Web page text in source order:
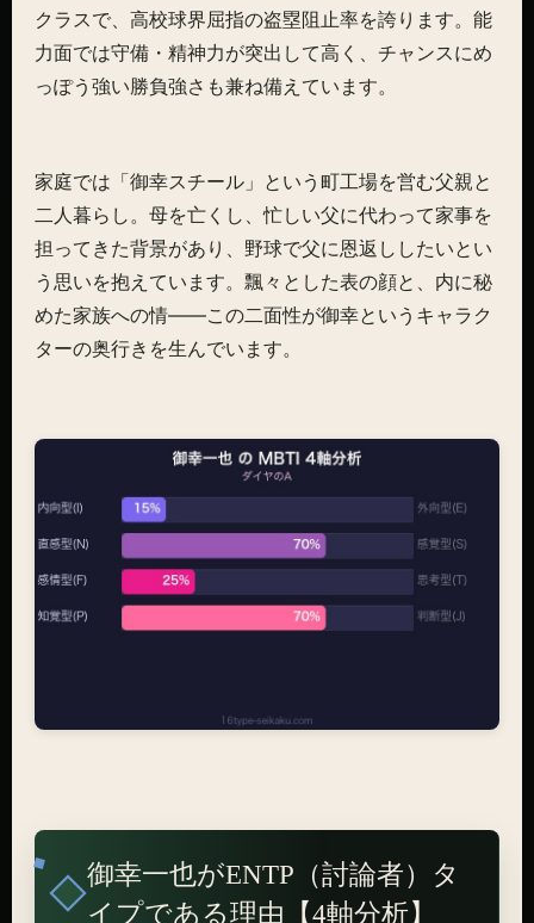
クラスで、高校球界屈指の盗塁阻止率を誇ります。能
力面では守備・精神力が突出して高く、チャンスにめ
っぽう強い勝負強さも兼ね備えています。
家庭では「御幸スチール」という町工場を営む父親と
二人暮らし。母を亡くし、忙しい父に代わって家事を
担ってきた背景があり、野球で父に恩返ししたいとい
う思いを抱えています。飄々とした表の顔と、内に秘
めた家族への情——この二面性が御幸というキャラク
ターの奥行きを生んでいます。
御幸一也がENTP（討論者）タ
イプである理由【4軸分析】